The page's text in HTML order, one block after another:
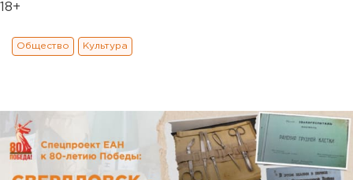
18+
Общество Культура